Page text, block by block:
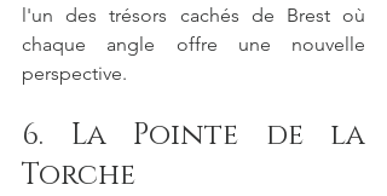
l'un des trésors cachés de Brest où
chaque angle offre une nouvelle
perspective.
6. La Pointe de la
Torche